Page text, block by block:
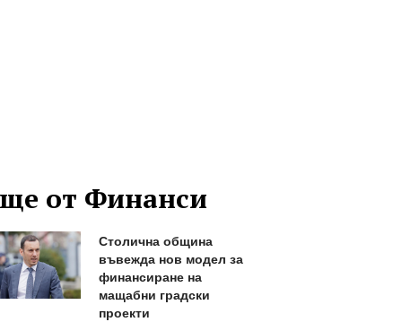
от Финанси
Столична община
въвежда нов модел за
финансиране на
мащабни градски
проекти